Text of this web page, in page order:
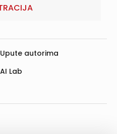
Upute autorima
AI Lab